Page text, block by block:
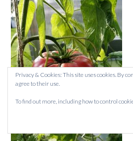
Privacy & Cookies: This site uses cookies. By
agree to their use.
To find out more, including how to control